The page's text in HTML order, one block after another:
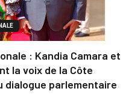
: Kandia Camara et
la voix de la Côte
dialogue parlementaire